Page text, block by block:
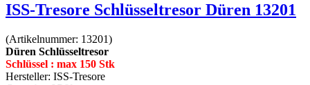
ISS-Tresore Schlüsseltresor Düren 13201
(Artikelnummer: 13201)
Düren Schlüsseltresor
Schlüssel : max 150 Stk
Hersteller: ISS-Tresore